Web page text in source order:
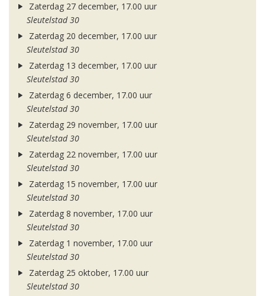
Zaterdag 27 december, 17.00 uur
Sleutelstad 30
Zaterdag 20 december, 17.00 uur
Sleutelstad 30
Zaterdag 13 december, 17.00 uur
Sleutelstad 30
Zaterdag 6 december, 17.00 uur
Sleutelstad 30
Zaterdag 29 november, 17.00 uur
Sleutelstad 30
Zaterdag 22 november, 17.00 uur
Sleutelstad 30
Zaterdag 15 november, 17.00 uur
Sleutelstad 30
Zaterdag 8 november, 17.00 uur
Sleutelstad 30
Zaterdag 1 november, 17.00 uur
Sleutelstad 30
Zaterdag 25 oktober, 17.00 uur
Sleutelstad 30